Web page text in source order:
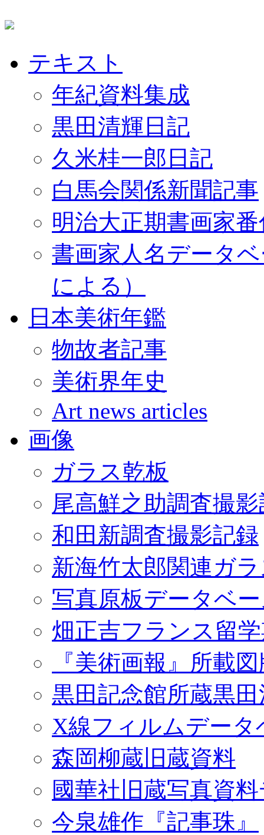
テキスト
年紀資料集成
黒田清輝日記
久米桂一郎日記
白馬会関係新聞記事
明治大正期書画家
書画家人名データ
による）
日本美術年鑑
物故者記事
美術界年史
Art news articles
画像
ガラス乾板
尾高鮮之助調査撮
和田新調査撮影記録
新海竹太郎関連ガ
写真原板データベ
畑正吉フランス留
『美術画報』所載
黒田記念館所蔵黒
X線フィルムデータ
森岡柳蔵旧蔵資料
國華社旧蔵写真資
今泉雄作『記事珠』